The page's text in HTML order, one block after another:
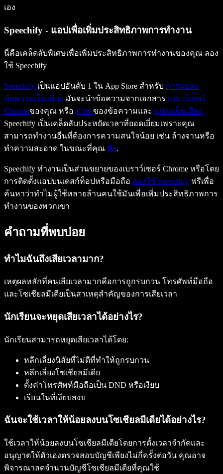
เอง
Speechify - แอปเพื่อเพิ่มประสิทธิภาพการทำงาน
นี่คือเคล็ดลับพิเศษเพื่อเพิ่มประสิทธิภาพการทำงานของคุณ ลอง
ใช้ Speechify
Speechify เป็นแอปอันดับ 1 ใน App Store สำหรับ การแปลง
ข้อความเป็นเสียง มันจะนำข้อความจากเอกสาร เบราว์เซอร์
Chromeของคุณ หรือ ภาพ ของข้อความและ แปลงเป็นเสียง
Speechify เป็นเคล็ดลับประหยัดเวลาที่ยอดเยี่ยมเพราะคุณ
สามารถทำงานอื่นที่ต้องการความสนใจน้อย เช่น ล้างจานหรือ
ทำความสะอาด ในขณะที่คุณ ฟัง.
Speechify ทำงานเป็นส่วนขยายของเบราว์เซอร์ Chrome หรือโดย
การติดตั้งแอปบนเดสก์ท็อปหรือมือถือ ลองใช้ Speechify ฟรีเพื่อ
ค้นหาว่าทำไมผู้ใช้หลายล้านคนใช้มันเพื่อเพิ่มประสิทธิภาพการ
ทำงานของพวกเขา
คำถามที่พบบ่อย
ทำไมฉันถึงเสียเวลามาก?
เหตุผลหลักที่คนเสียเวลามากคือการถูกรบกวน โทรศัพท์มือถือ
และโซเชียลมีเดียเป็นสาเหตุสำคัญของการเสียเวลา
นักเรียนจะหยุดเสียเวลาได้อย่างไร?
นักเรียนสามารถหยุดเสียเวลาได้โดย:
หลีกเลี่ยงนิสัยที่ไม่ดีที่ทำให้ถูกรบกวน
หลีกเลี่ยงโซเชียลมีเดีย
ตั้งค่าโทรศัพท์มือถือเป็น DND หรือเงียบ
เรียนในที่เงียบสงบ
ฉันจะใช้เวลาให้น้อยลงบนโซเชียลมีเดียได้อย่างไร?
ใช้เวลาให้น้อยลงบนโซเชียลมีเดียโดยการตั้งเวลาจำกัดและ
อนุญาตให้ตัวเองตรวจสอบบัญชีเพียงไม่กี่ครั้งต่อวัน คุณอาจ
พิจารณาลดจำนวนบัญชีโซเชียลมีเดียที่คุณใช้